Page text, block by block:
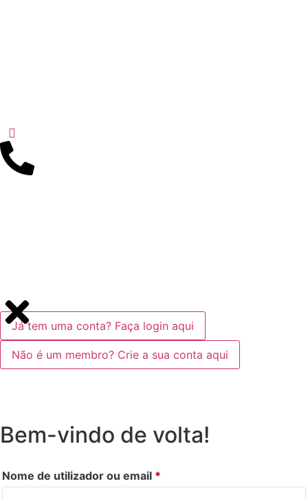
Já tem uma conta? Faça login aqui
Não é um membro? Crie a sua conta aqui
Bem-vindo de volta!
Nome de utilizador ou email *